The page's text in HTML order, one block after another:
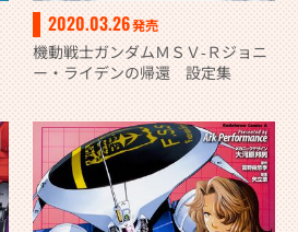
2020.03.26発売
機動戦士ガンダムＭＳＶ‐Ｒジョニ
ー・ライデンの帰還 設定集